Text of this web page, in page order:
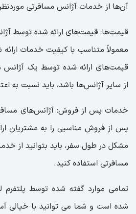
آن‌ها از خدمات آژانس مسافرتی
قیمت‌ها: قیمت‌های ارائه شده توسط
معمولاً متناسب با کیفیت خدمات ارائه
قیمت‌های ارائه شده توسط یک آژانس
از سایر آژانس‌ها باشد، باید نسبت به
خدمات پس از فروش: آژانس‌های
پس از فروش مناسبی را به مشتریان
مشکل در طول سفر، باید بتوانید از
مسافرتی استفاده کنید.
تمامی موارد گفته شده توسط
شده است و شما می توانید با خیالی